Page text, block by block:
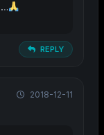
REPLY
2018-12-11